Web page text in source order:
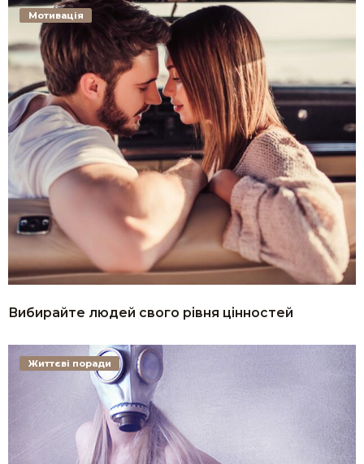
Вибирайте людей свого рівня цінностей
Мотивація
Життєві поради